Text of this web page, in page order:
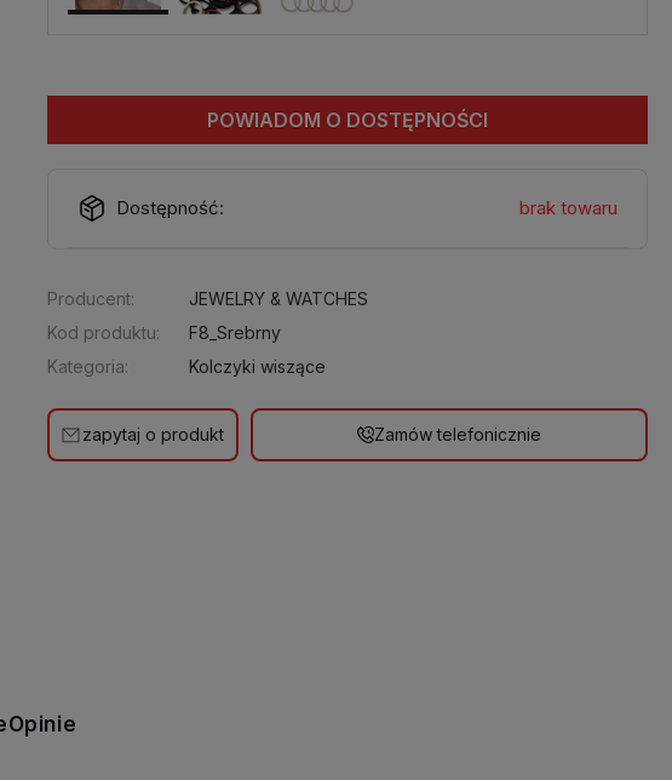
POWIADOM O DOSTĘPNOŚCI
Dostępność: brak towaru
Producent:
JEWELRY & WATCHES
Kod produktu:
F8_Srebrny
Kategoria:
Kolczyki wiszące
zapytaj o produkt Zamów telefonicznie
Opinie